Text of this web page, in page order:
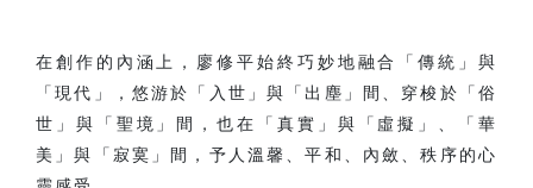
在創作的內涵上，廖修平始終巧妙地融合「傳統」與
「現代」，悠游於「入世」與「出塵」間、 穿梭於「俗
世」與「聖 境」間，也在「真實」與「虛擬」、「華
美」與「寂寞」間，予人溫馨、平和、內斂、秩序的心